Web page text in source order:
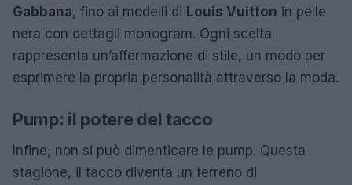
Gabbana, fino ai modelli di Louis Vuitton in pelle
nera con dettagli monogram. Ogni scelta
rappresenta un’affermazione di stile, un modo per
esprimere la propria personalità attraverso la moda.
Pump: il potere del tacco
Infine, non si può dimenticare le pump. Questa
stagione, il tacco diventa un terreno di